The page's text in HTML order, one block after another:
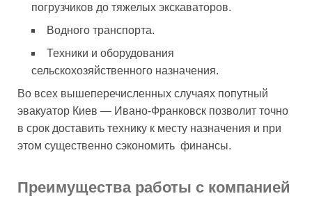
погрузчиков до тяжелых экскаваторов.
Водного транспорта.
Техники и оборудования
сельскохозяйственного назначения.
Во всех вышеперечисленных случаях попутный
эвакуатор Киев — Ивано-Франковск позволит точно
в срок доставить технику к месту назначения и при
этом существенно сэкономить финансы.
Преимущества работы с компанией